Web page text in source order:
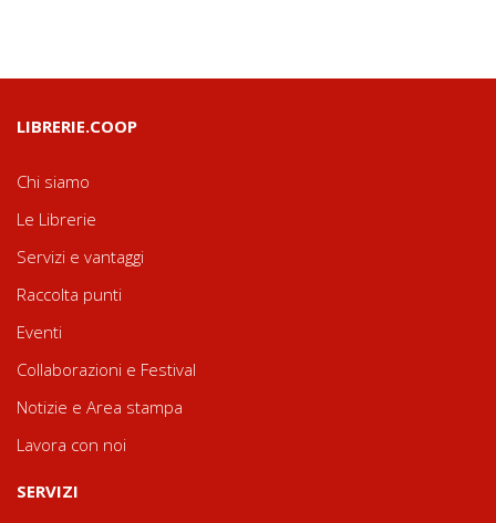
LIBRERIE.COOP
Chi siamo
Le Librerie
Servizi e vantaggi
Raccolta punti
Eventi
Collaborazioni e Festival
Notizie e Area stampa
Lavora con noi
SERVIZI